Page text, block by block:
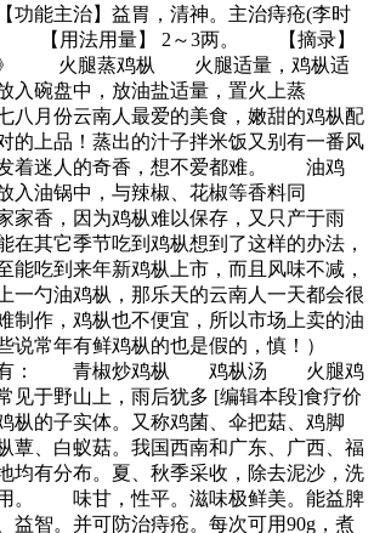
能主治】益胃，清神。主治痔疮(李时
【用法用量】 2～3两。 【摘录】
》 火腿蒸鸡枞 火腿适量，鸡枞适
入碗盘中，放油盐适量，置火上蒸
月份云南人最爱的美食，嫩甜的鸡枞配
的上品！蒸出的汁子拌米饭又别有一番风
着迷人的奇香，想不爱都难。 油鸡
油锅中，与辣椒、花椒等香料同
香，因为鸡枞难以保存，又只产于雨
在其它季节吃到鸡枞想到了这样的办法，
能吃到来年新鸡枞上市，而且风味不减，
一勺油鸡枞，那乐天的云南人一天都会很
制作，鸡枞也不便宜，所以市场上卖的油
说常年有鲜鸡枞的也是假的，慎！）
还有： 青椒炒鸡枞 鸡枞汤 火腿鸡
山上，雨后犹多 [编辑本段]食疗价
的子实体。又称鸡菌、伞把菇、鸡脚
蕈、白蚁菇。我国西南和广东、广西、福
均有分布。夏、秋季采收，除去泥沙，洗
。 味甘，性平。滋味极鲜美。能益脾
益智。并可防治痔疮。每次可用90g，煮